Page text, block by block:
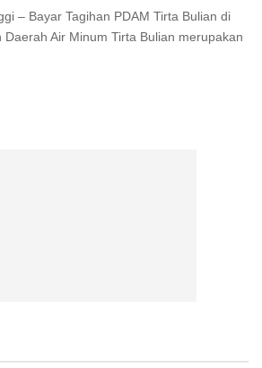
– Bayar Tagihan PDAM Tirta Bulian di
Daerah Air Minum Tirta Bulian merupakan